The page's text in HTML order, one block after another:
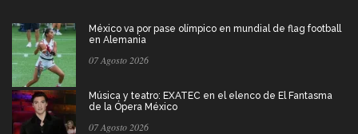
México va por pase olímpico en mundial de flag football
en Alemania
07 Agosto 2026
Música y teatro: EXATEC en el elenco de El Fantasma
de la Ópera México
07 Agosto 2026